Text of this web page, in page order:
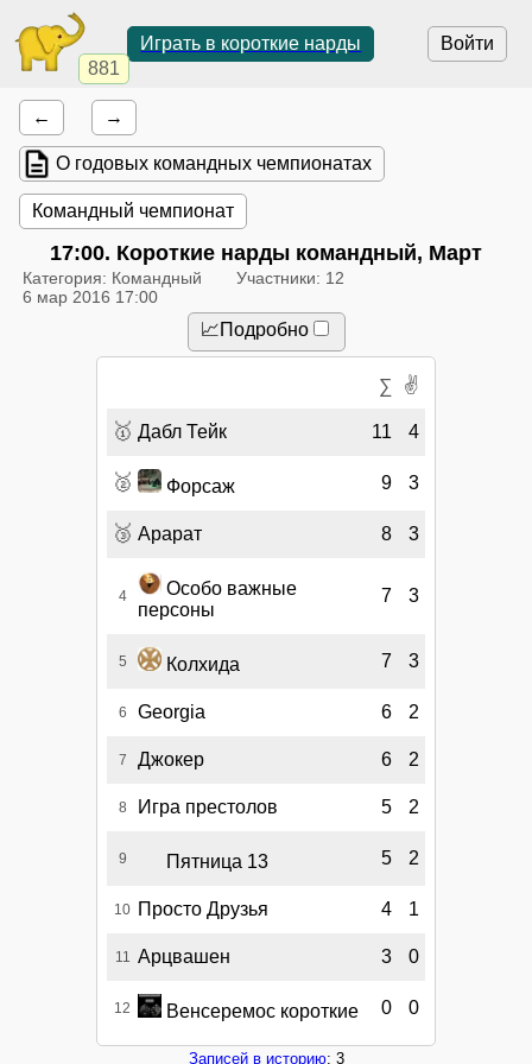
881
Войти
Играть в короткие нарды
← →
О годовых командных чемпионатах
Командный чемпионат
17:00. Короткие нарды командный, Март
Категория: Командный
Участники: 12
6 мар 2016 17:00
📈Подробно
∑ ✌
🥇 Дабл Тейк 11 4
🥈 Форсаж 9 3
🥉 Арарат 8 3
4
Особо важные
персоны
7 3
5 Колхида 7 3
6 Georgia 6 2
7 Джокер 6 2
8 Игра престолов 5 2
9 Пятница 13 5 2
10 Просто Друзья 4 1
11 Арцвашен 3 0
12 Венсеремос короткие 0 0
Записей в историю: 3